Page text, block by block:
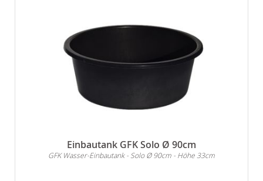
Einbautank GFK Solo Ø 90cm
GFK Wasser-Einbautank - Solo Ø 90cm - Höhe 33cm